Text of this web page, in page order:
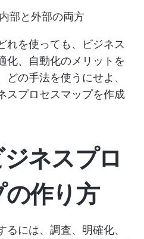
部と外部の両方
れを使っても、ビジネス
化、自動化のメリットを
の手法を使うにせよ、
スプロセスマップを作成
ネスプロ
作り方
には、調査、明確化、